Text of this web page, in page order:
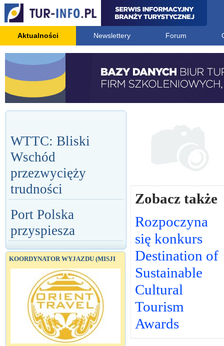
Aktualności Newslettery Forum
WTTC: Bliski
Wschód
przezwycięży
trudności
Port Polska
przyspiesza
KOORDYNATOR WYJAZDU (MISJI
Zobacz także
Rozpoczyna
się konkurs
Destination of
Sustainable
Cultural
Tourism
Awards